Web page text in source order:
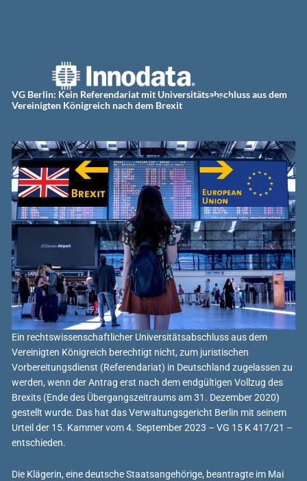
ny
VG Berlin: Kein Referendariat mit Universitätsabschluss aus dem
Vereinigten Königreich nach dem Brexit
Ein rechtswissenschaftlicher Universitätsabschluss aus dem
Vereinigten Königreich berechtigt nicht, zum juristischen
Vorbereitungsdienst (Referendariat) in Deutschland zugelassen zu
werden, wenn der Antrag erst nach dem endgültigen Vollzug des
Brexits (Ende des Übergangszeitraums am 31. Dezember 2020)
gestellt wurde. Das hat das Verwaltungsgericht Berlin mit seinem
Urteil der 15. Kammer vom 4. September 2023 – VG 15 K 417/21 –
entschieden.
Die Klägerin, eine deutsche Staatsangehörige, beantragte im Mai